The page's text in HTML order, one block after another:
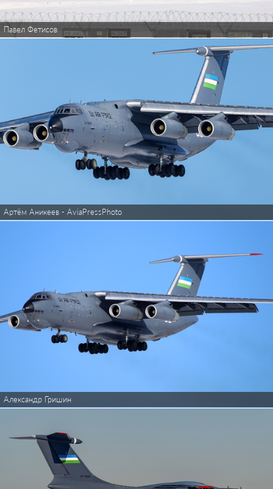
Павел Фетисов
Артём Аникеев - AviaPressPhoto
Александр Гришин